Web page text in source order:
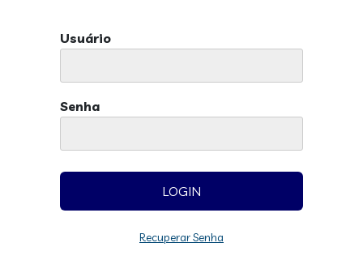
Usuário
Senha
Recuperar Senha